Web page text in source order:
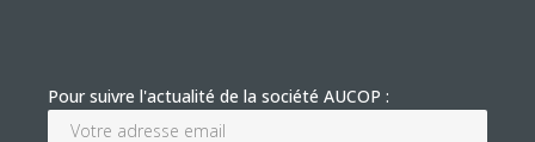
Pour suivre l'actualité de la société AUCOP :